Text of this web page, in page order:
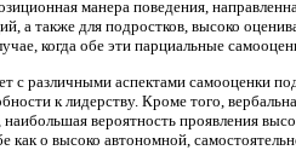
манера поведения,
а также для подростков, высоко
когда обе эти парциальные
различными аспектами самооценки
к лидерству. Кроме того,
вероятность проявления
как о высоко автономной,